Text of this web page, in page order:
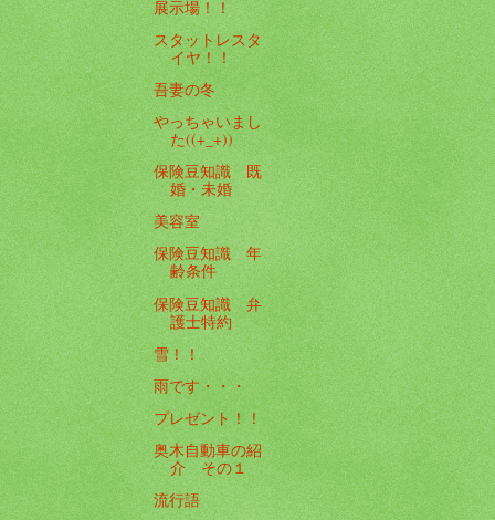
展示場！！
スタットレスタ
イヤ！！
吾妻の冬
やっちゃいまし
た((+_+))
保険豆知識 既
婚・未婚
美容室
保険豆知識 年
齢条件
保険豆知識 弁
護士特約
雪！！
雨です・・・
プレゼント！！
奥木自動車の紹
介 その１
流行語